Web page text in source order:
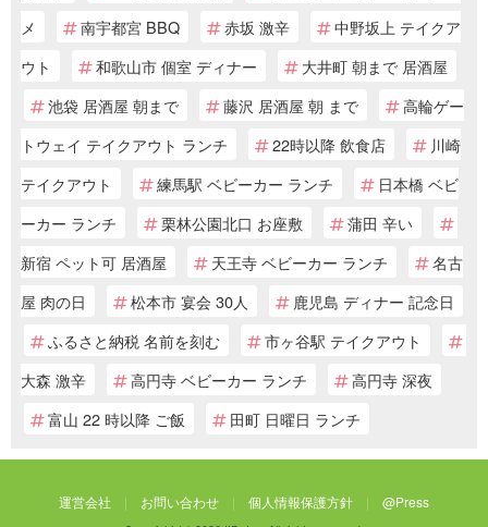
メ
南宇都宮 BBQ 赤坂 激辛
中野坂上 テイクア
ウト
和歌山市 個室 ディナー
大井町 朝まで 居酒屋
池袋 居酒屋 朝まで
藤沢 居酒屋 朝 まで
高輪ゲー
トウェイ テイクアウト ランチ
22時以降 飲食店
川崎
テイクアウト
練馬駅 ベビーカー ランチ
日本橋 ベビ
ーカー ランチ
栗林公園北口 お座敷
蒲田 辛い
新宿 ペット可 居酒屋
天王寺 ベビーカー ランチ
名古
屋 肉の日
松本市 宴会 30人
鹿児島 ディナー 記念日
ふるさと納税 名前を刻む
市ヶ谷駅 テイクアウト
大森 激辛
高円寺 ベビーカー ランチ
高円寺 深夜
富山 22 時以降 ご飯
田町 日曜日 ランチ
運営会社 お問い合わせ 個人情報保護方針 @Press